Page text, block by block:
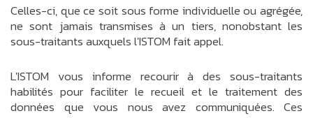
Celles-ci, que ce soit sous forme individuelle ou agrégée,
ne sont jamais transmises à un tiers, nonobstant les
sous-traitants auxquels l'ISTOM fait appel.
L'ISTOM vous informe recourir à des sous-traitants
habilités pour faciliter le recueil et le traitement des
données que vous nous avez communiquées. Ces